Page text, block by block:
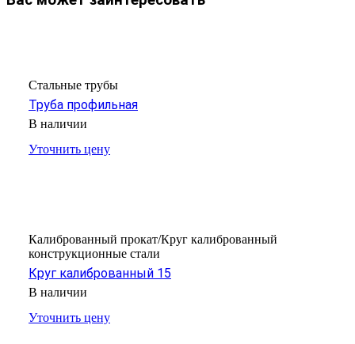
Стальные трубы
Труба профильная
В наличии
Уточнить цену
Калиброванный прокат/Круг калиброванный
конструкционные стали
Круг калиброванный 15
В наличии
Уточнить цену